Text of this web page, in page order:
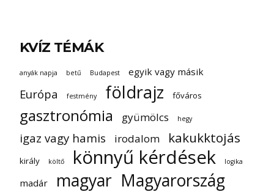
KVÍZ TÉMÁK
anyák napja betű Budapest egyik vagy másik
Európa festmény földrajz főváros
gasztronómia gyümölcs hegy
igaz vagy hamis irodalom kakukktojás
király költő könnyű kérdések logika
madár magyar Magyarország